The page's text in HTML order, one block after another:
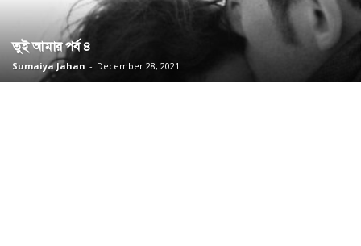
তুই আমার পর্ব ৪
Sumaiya Jahan - December 28, 2021